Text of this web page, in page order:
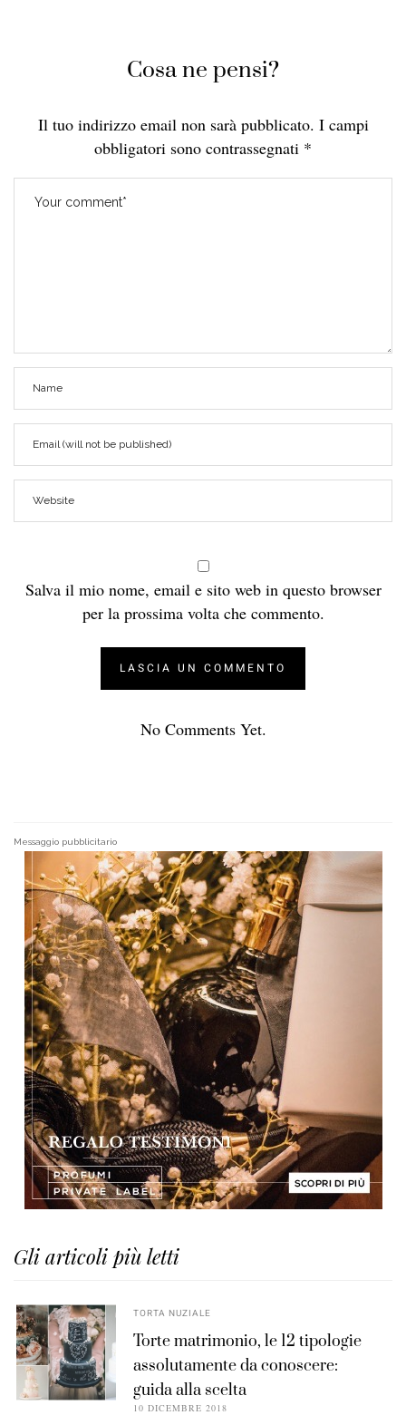
Cosa ne pensi?
Il tuo indirizzo email non sarà pubblicato. I campi
obbligatori sono contrassegnati *
Salva il mio nome, email e sito web in questo browser
per la prossima volta che commento.
No Comments Yet.
Messaggio pubblicitario
Gli articoli più letti
TORTA NUZIALE
Torte matrimonio, le 12 tipologie
assolutamente da conoscere:
guida alla scelta
10 DICEMBRE 2018